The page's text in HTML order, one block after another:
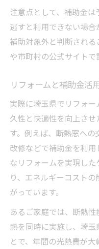
注意点として、補助金
逃すと利用できない場
補助対象外と判断され
や市町村の公式サイトで
リフォームと補助金活
実際に埼玉県でリフォ
久性と快適性を向上さ
す。例えば、断熱窓へ
改修などで補助金を利
なリフォームを実現し
り、エネルギーコスト
がっています。
あるご家庭では、断熱
熱を同時に実施し、埼
とで、年間の光熱費が